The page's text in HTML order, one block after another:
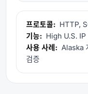
프로토콜: HTTP,
기능: High U.S.
사용 사례: Alaska
검증